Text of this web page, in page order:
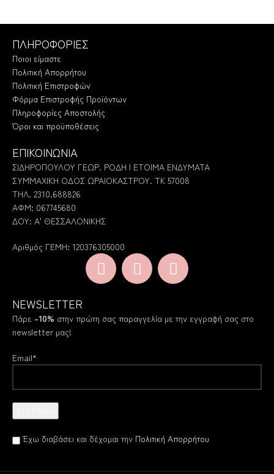
ΠΛΗΡΟΦΟΡΙΕΣ
Ποιοι είμαστε
Πολιτική Απορρήτου
Πολιτική Επιστροφών
Φόρμα Επιστροφής Προϊόντων
Πληροφορίες Αποστολής
Όροι και προϋποθέσεις
ΕΠΙΚΟΙΝΩΝΙΑ
ΣΙΔΗΡΟΠΟΥΛΟΥ ΓΕΩΡ. ΡΟΔΗ | ΕΤΟΙΜΑ ΕΝΔΥΜΑΤΑ
ΣΥΜΜΑΧΙΚΗ ΟΔΟΣ ΩΡΑΙΟΚΑΣΤΡΟΥ. ΤΚ 57008
ΤΗΛ. 2310.688826
ΑΦΜ: 067745680
ΔΟΥ: Α' ΘΕΣΣΑΛΟΝΙΚΗΣ
Αριθμός ΓΕΜΗ: 120376305000
NEWSLETTER
Πάρε -10% στην πρώτη σας παραγγελία με την εγγραφή σας στο
newsletter μας!
Email*
Έχω διαβάσει και δέχομαι την Πολιτική Απορρήτου